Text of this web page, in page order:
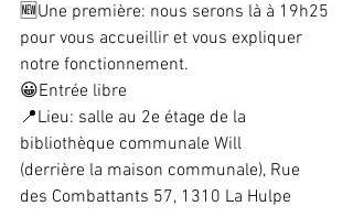
🆕Une première: nous serons là à 19h25
pour vous accueillir et vous expliquer
notre fonctionnement.
😀Entrée libre
📍Lieu: salle au 2e étage de la
bibliothèque communale Will
(derrière la maison communale), Rue
des Combattants 57, 1310 La Hulpe